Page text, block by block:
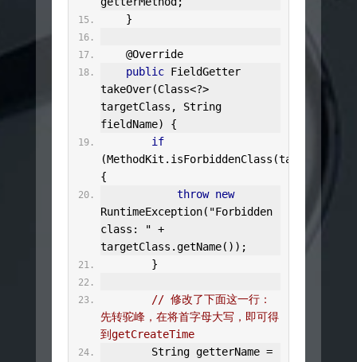
}
@Override
public FieldGetter
takeOver(Class<?>
targetClass ,
String
fieldName)
{
if
(MethodKit . isForbiddenClass (targetClass
{
throw new
RuntimeException( "Forbidden
class: " +
targetClass .getName());
}
// 修改了下面这一行：
先转驼峰，在将首字母大写，即可得
到getCreateTime
String getterName =